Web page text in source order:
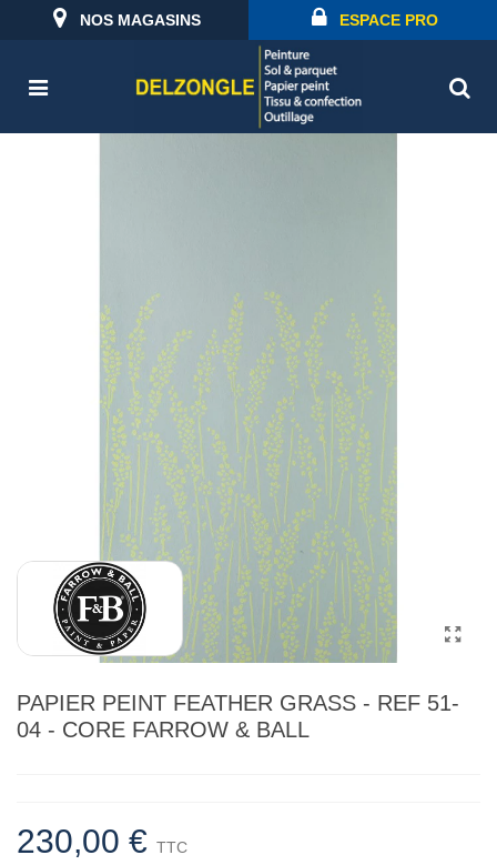
NOS MAGASINS ESPACE PRO
PAPIER PEINT FEATHER GRASS - REF 51-
04 - CORE FARROW & BALL
230,00 € TTC